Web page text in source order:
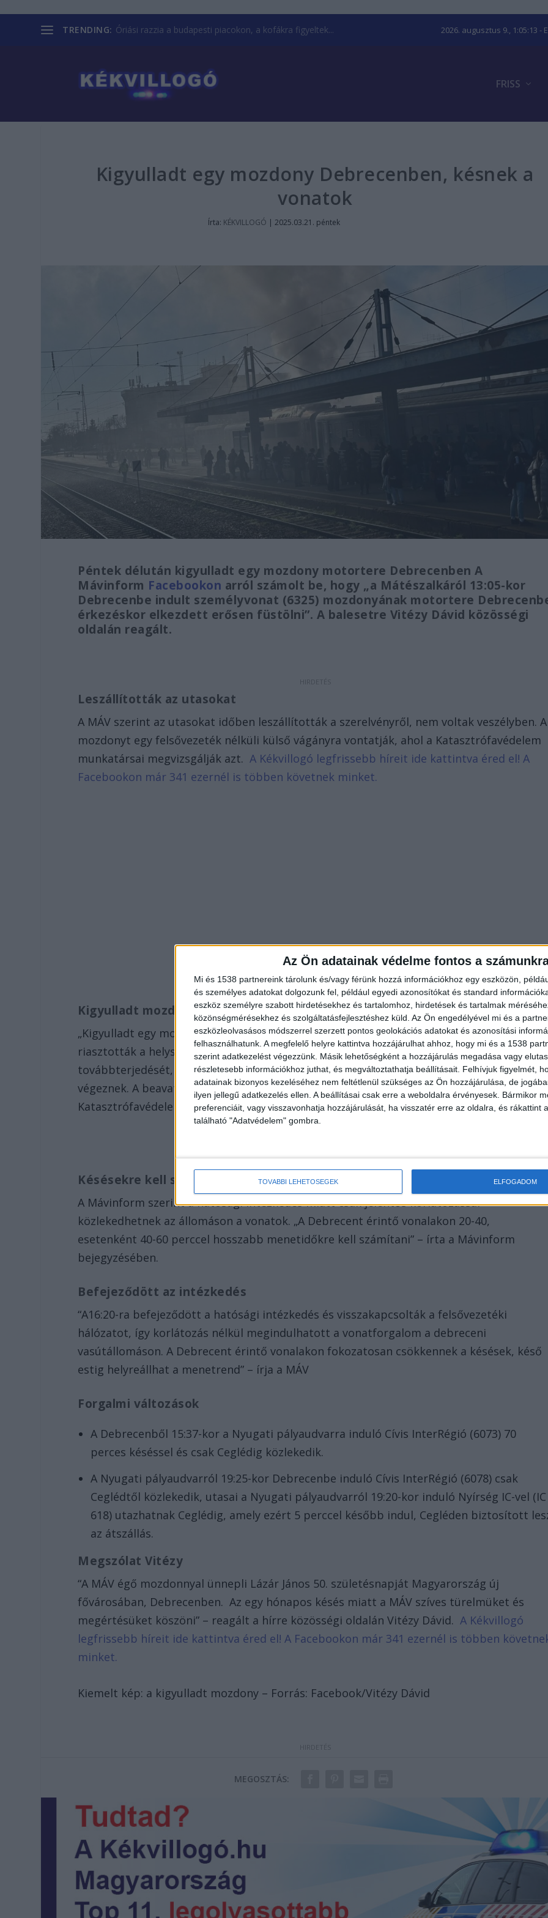
Az Ön adatainak védelme fontos a
Mi és 1538 partnereink tárolunk és/vagy férünk hozzá információkhoz egy eszközön,
és személyes adatokat dolgozunk fel, például egyedi azonosítókat és standard
eszköz személyre szabott hirdetésekhez és tartalomhoz, hirdetések és tartalmak
közönségmérésekhez és szolgáltatásfejlesztéshez küld. Az Ön engedélyével mi és a
eszközleolvasásos módszerrel szerzett pontos geolokációs adatokat és azonosítási
felhasználhatunk. A megfelelő helyre kattintva hozzájárulhat ahhoz, hogy mi és a 1538
szerint adatkezelést végezzünk. Másik lehetőségként a hozzájárulás megadása vagy
részletesebb információkhoz juthat, és megváltoztathatja beállításait. Felhívjuk figyelmét,
adatainak bizonyos kezeléséhez nem feltétlenül szükséges az Ön hozzájárulása, de
ilyen jellegű adatkezelés ellen. A beállításai csak erre a weboldalra érvényesek. Bármikor
preferenciáit, vagy visszavonhatja hozzájárulását, ha visszatér erre az oldalra, és rákattint
található "Adatvédelem" gombra.
TOVÁBBI LEHETŐSÉGEK ELFOGADOM
TRENDING: Óriási razzia a budapesti piacokon, a kofákra figyeltek... 2026. augusztus 9., 1:05:13 -
FRISS
Kigyulladt egy mozdony Debrecenben, késnek a
vonatok
Írta: KÉKVILLOGÓ |2025.03.21. péntek
Péntek délután kigyulladt egy mozdony motortere Debrecenben A
Mávinform Facebookon arról számolt be, hogy „a Mátészalkáról 13:05-kor
Debrecenbe indult személyvonat (6325) mozdonyának motortere
érkezéskor elkezdett erősen füstölni”. A balesetre Vitézy Dávid közösségi
oldalán reagált.
Leszállították az utasokat
A MÁV szerint az utasokat időben leszállították a szerelvényről, nem voltak veszélyben. A
mozdonyt egy felsővezeték nélküli külső vágányra vontatják, ahol a Katasztrófavédelem
munkatársai megvizsgálják azt.A Kékvillogó legfrissebb híreit ide kattintva éred el! A
Facebookon már 341 ezernél is többen követnek minket.
Kigyulladt mozdony
„Kigyulladt egy mozdony Debrecenben, a Petőfi téren. A város hivatásos tűzoltóit
riasztották a helyszínre. Az egységek két vízsugárral megakadályozták a tűz
továbbterjedését, majd eloltották a lángokat. A rajok jelenleg utómunkálatokat
végeznek. A beavatkozást a katasztrófavédelmi műveleti szolgálat irányítja” –írtaa
Katasztrófavédelem az esetről.
Késésekre kell számítani
A Mávinform szerint a hatósági intézkedés miatt csak jelentős korlátozással
közlekedhetnek az állomáson a vonatok. „A Debrecent érintő vonalakon 20-40,
esetenként 40-60 perccel hosszabb menetidőkre kell számítani” – írta a Mávinform
bejegyzésében.
Befejeződött az intézkedés
“A16:20-ra befejeződött a hatósági intézkedés és visszakapcsolták a felsővezetéki
hálózatot, így korlátozás nélkül megindulhatott a vonatforgalom a debreceni
vasútállomáson. A Debrecent érintő vonalakon fokozatosan csökkennek a késések, késő
estig helyreállhat a menetrend” – írja a MÁV
Forgalmi változások
A Debrecenből 15:37-kor a Nyugati pályaudvarra induló Cívis InterRégió (6073) 70
perces késéssel és csak Ceglédig közlekedik.
A Nyugati pályaudvarról 19:25-kor Debrecenbe induló Cívis InterRégió (6078) csak
Ceglédtől közlekedik, utasai a Nyugati pályaudvarról 19:20-kor induló Nyírség IC-vel (IC
618) utazhatnak Ceglédig, amely ezért 5 perccel később indul, Cegléden biztosított
az átszállás.
Megszólat Vitézy
“A MÁV égő mozdonnyal ünnepli Lázár János 50. születésnapját Magyarország új
fővárosában, Debrecenben. Az egy hónapos késés miatt a MÁV szíves türelmüket és
megértésüket köszöni” – reagált a hírre közösségi oldalán Vitézy Dávid.A Kékvillogó
legfrissebb híreit ide kattintva éred el! A Facebookon már 341 ezernél is többen
minket.
Kiemelt kép: a kigyulladt mozdony – Forrás: Facebook/Vitézy Dávid
MEGOSZTÁS: